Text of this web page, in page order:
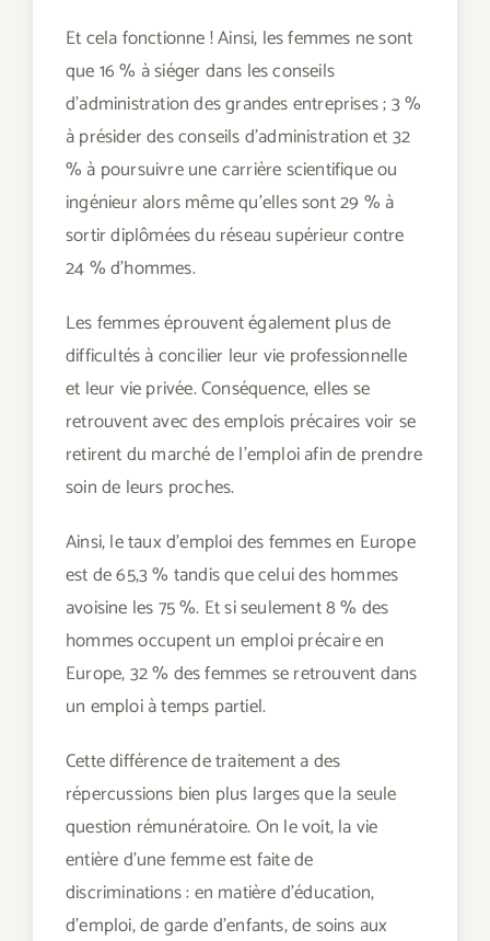
Et cela fonctionne ! Ainsi, les femmes ne sont
que 16 % à siéger dans les conseils
d’administration des grandes entreprises ; 3 %
à présider des conseils d’administration et 32
% à poursuivre une carrière scientifique ou
ingénieur alors même qu’elles sont 29 % à
sortir diplômées du réseau supérieur contre
24 % d’hommes.
Les femmes éprouvent également plus de
difficultés à concilier leur vie professionnelle
et leur vie privée. Conséquence, elles se
retrouvent avec des emplois précaires voir se
retirent du marché de l’emploi afin de prendre
soin de leurs proches.
Ainsi, le taux d’emploi des femmes en Europe
est de 65,3 % tandis que celui des hommes
avoisine les 75 %. Et si seulement 8 % des
hommes occupent un emploi précaire en
Europe, 32 % des femmes se retrouvent dans
un emploi à temps partiel.
Cette différence de traitement a des
répercussions bien plus larges que la seule
question rémunératoire. On le voit, la vie
entière d’une femme est faite de
discriminations : en matière d’éducation,
d’emploi, de garde d’enfants, de soins aux